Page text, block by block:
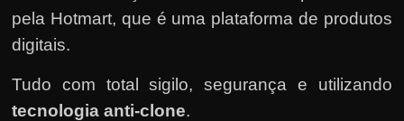
pela Hotmart, que é uma plataforma de produtos
digitais.
Tudo com total sigilo, segurança e utilizando
tecnologia anti-clone.